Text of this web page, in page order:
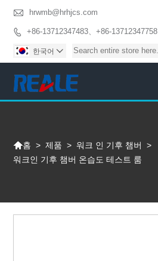
 hrwmb@hrhjcs.com
 +86-13712347483、+86-13712347758
한국어 
홈 > 제품 > 워크 인 기후 챔버
>
워크인 기후 챔버 온습도 테스트 룸